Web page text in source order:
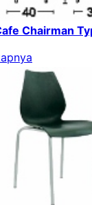
Chairman